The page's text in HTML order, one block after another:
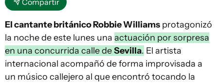
Compartir
El cantante británico Robbie Williams protagonizó
la noche de este lunes una actuación por sorpresa
en una concurrida calle deSevilla. El artista
internacional acompañó de forma improvisada a
un músico callejero al que encontró tocando la